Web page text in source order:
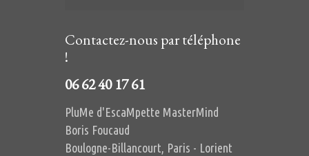
Contactez-nous par téléphone
!
06 62 40 17 61
PluMe d'EscaMpette MasterMind
Boris Foucaud
Boulogne-Billancourt, Paris - Lorient